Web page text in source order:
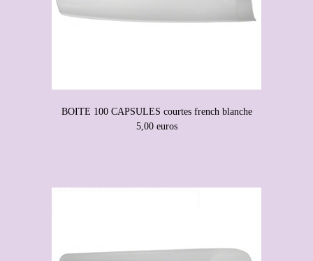
BOITE 100 CAPSULES courtes french blanche
5,00 euros